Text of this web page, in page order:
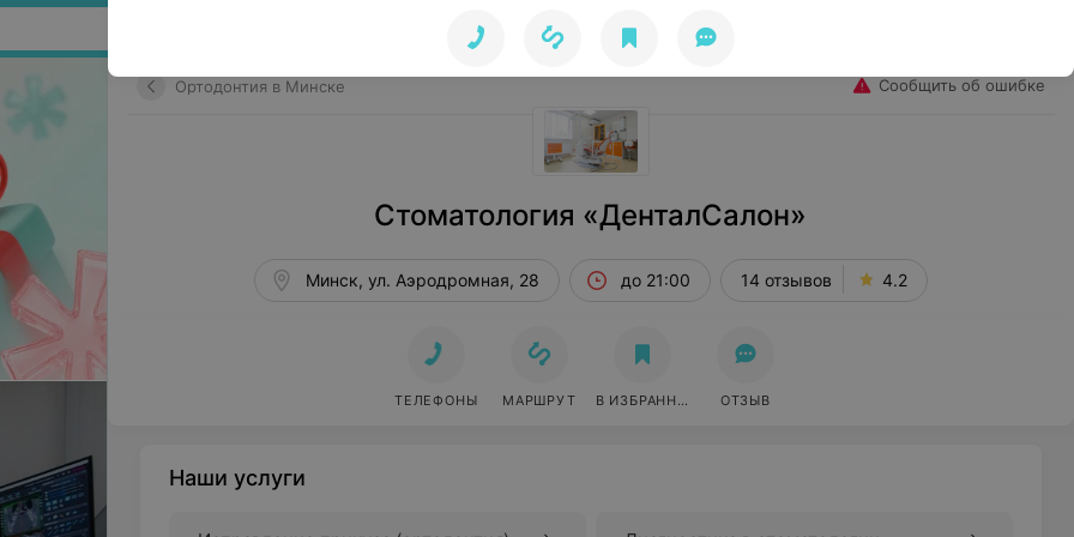
Ортодонтия в Минске Сообщить об ошибке
Стоматология «ДенталСалон»
Минск, ул. Аэродромная, 28 до 21:00 14 отзывов 4.2
ТЕЛЕФОНЫ МАРШРУТ В ИЗБРАННОЕ ОТЗЫВ
Наши услуги